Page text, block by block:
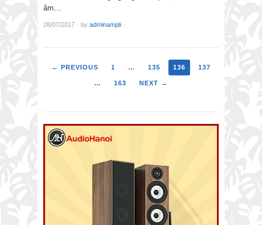
âm…
28/07/2017 · by adminampli ·
← PREVIOUS 1 … 135 136 137
… 163 NEXT →